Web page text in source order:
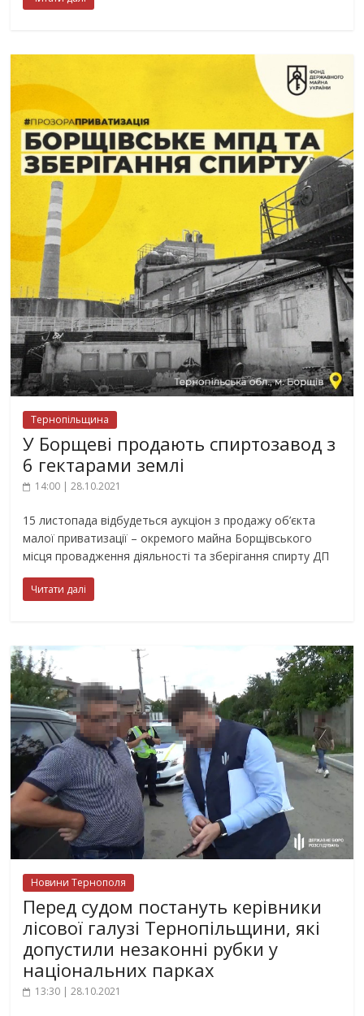
Тернопільщина
У Борщеві продають спиртозавод з
6 гектарами землі
14:00 | 28.10.2021
15 листопада відбудеться аукціон з продажу об’єкта
малої приватизації – окремого майна Борщівського
місця провадження діяльності та зберігання спирту ДП
Читати далі
Новини Тернополя
Перед судом постануть керівники
лісової галузі Тернопільщини, які
допустили незаконні рубки у
національних парках
13:30 | 28.10.2021